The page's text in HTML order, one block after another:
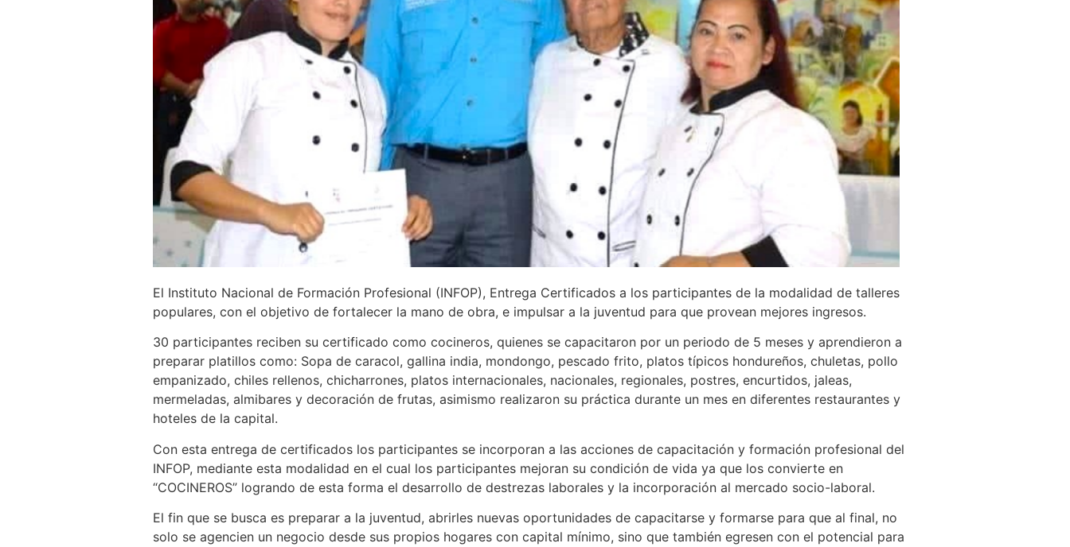
El Instituto Nacional de Formación Profesional (INFOP), Entrega Certificados a los participantes de la modalidad de talleres
populares, con el objetivo de fortalecer la mano de obra, e impulsar a la juventud para que provean mejores ingresos.
30 participantes reciben su certificado como cocineros, quienes se capacitaron por un periodo de 5 meses y aprendieron a
preparar platillos como: Sopa de caracol, gallina india, mondongo, pescado frito, platos típicos hondureños, chuletas, pollo
empanizado, chiles rellenos, chicharrones, platos internacionales, nacionales, regionales, postres, encurtidos, jaleas,
mermeladas, almibares y decoración de frutas, asimismo realizaron su práctica durante un mes en diferentes restaurantes y
hoteles de la capital.
Con esta entrega de certificados los participantes se incorporan a las acciones de capacitación y formación profesional del
INFOP, mediante esta modalidad en el cual los participantes mejoran su condición de vida ya que los convierte en
“COCINEROS” logrando de esta forma el desarrollo de destrezas laborales y la incorporación al mercado socio-laboral.
El fin que se busca es preparar a la juventud, abrirles nuevas oportunidades de capacitarse y formarse para que al final, no
solo se agencien un negocio desde sus propios hogares con capital mínimo, sino que también egresen con el potencial para